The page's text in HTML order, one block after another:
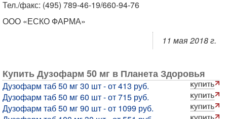
Тел./факс: (495) 789-46-19/660-94-76
ООО «ЕСКО ФАРМА»
11 мая 2018 г.
Купить Дузофарм 50 мг в Планета Здоровья
Дузофарм таб 50 мг 30 шт - от 413 руб.
Дузофарм таб 50 мг 60 шт - от 715 руб.
Дузофарм таб 50 мг 90 шт - от 1099 руб.